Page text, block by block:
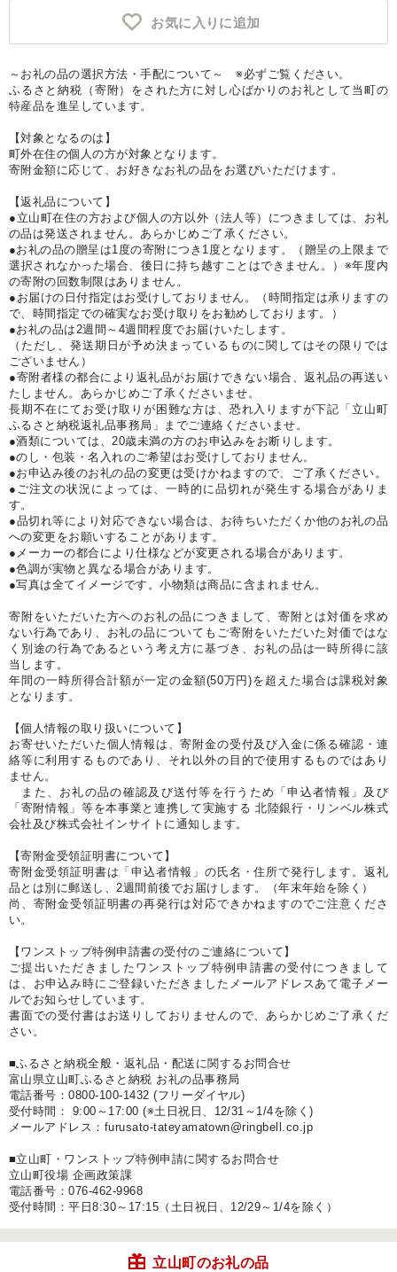
お気に入りに追加
～お礼の品の選択方法・手配について～ ※必ずご覧ください。
ふるさと納税（寄附）をされた方に対し心ばかりのお礼として当町の
特産品を進呈しています。
【対象となるのは】
町外在住の個人の方が対象となります。
寄附金額に応じて、お好きなお礼の品をお選びいただけます。
【返礼品について】
●立山町在住の方および個人の方以外（法人等）につきましては、お礼
の品は発送されません。あらかじめご了承ください。
●お礼の品の贈呈は1度の寄附につき1度となります。（贈呈の上限まで
選択されなかった場合、後日に持ち越すことはできません。）※年度内
の寄附の回数制限はありません。
●お届けの日付指定はお受けしておりません。（時間指定は承りますの
で、時間指定での確実なお受け取りをお勧めしております。）
●お礼の品は2週間～4週間程度でお届けいたします。
（ただし、発送期日が予め決まっているものに関してはその限りでは
ございません）
●寄附者様の都合により返礼品がお届けできない場合、返礼品の再送い
たしません。あらかじめご了承くださいませ。
長期不在にてお受け取りが困難な方は、恐れ入りますが下記「立山町
ふるさと納税返礼品事務局」までご連絡くださいませ。
●酒類については、20歳未満の方のお申込みをお断りします。
●のし・包装・名入れのご希望はお受けしておりません。
●お申込み後のお礼の品の変更は受けかねますので、ご了承ください。
●ご注文の状況によっては、一時的に品切れが発生する場合がありま
す。
●品切れ等により対応できない場合は、お待ちいただくか他のお礼の品
への変更をお願いすることがあります。
●メーカーの都合により仕様などが変更される場合があります。
●色調が実物と異なる場合があります。
●写真は全てイメージです。小物類は商品に含まれません。
寄附をいただいた方へのお礼の品につきまして、寄附とは対価を求め
ない行為であり、お礼の品についてもご寄附をいただいた対価ではな
く別途の行為であるという考え方に基づき、お礼の品は一時所得に該
当します。
年間の一時所得合計額が一定の金額(50万円)を超えた場合は課税対象
となります。
【個人情報の取り扱いについて】
お寄せいただいた個人情報は、寄附金の受付及び入金に係る確認・連
絡等に利用するものであり、それ以外の目的で使用するものではあり
ません。
また、お礼の品の確認及び送付等を行うため「申込者情報」及び
「寄附情報」等を本事業と連携して実施する 北陸銀行・リンベル株式
会社及び株式会社インサイトに通知します。
【寄附金受領証明書について】
寄附金受領証明書は「申込者情報」の氏名・住所で発行します。返礼
品とは別に郵送し、2週間前後でお届けします。（年末年始を除く）
尚、寄附金受領証明書の再発行は対応できかねますのでご注意くださ
い。
【ワンストップ特例申請書の受付のご連絡について】
ご提出いただきましたワンストップ特例申請書の受付につきまして
は、お申込み時にご登録いただきましたメールアドレスあて電子メー
ルでお知らせしています。
書面での受付書はお送りしておりませんので、あらかじめご了承くだ
さい。
■ふるさと納税全般・返礼品・配送に関するお問合せ
富山県立山町ふるさと納税 お礼の品事務局
電話番号：0800-100-1432 (フリーダイヤル)
受付時間： 9:00～17:00 (※土日祝日、12/31～1/4を除く)
メールアドレス：furusato-tateyamatown@ringbell.co.jp
■立山町・ワンストップ特例申請に関するお問合せ
立山町役場 企画政策課
電話番号：076-462-9968
受付時間：平日8:30～17:15（土日祝日、12/29～1/4を除く）
立山町のお礼の品